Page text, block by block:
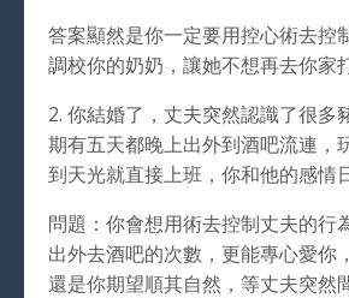
答案顯然是你一定要用控心術去控
調校你的奶奶，讓她不想再去你家
2. 你結婚了，丈夫突然認識了很多
期有五天都晚上出外到酒吧流連，
到天光就直接上班，你和他的感情
問題：你會想用術去控制丈夫的行
出外去酒吧的次數，更能專心愛你
還是你期望順其自然，等丈夫突然